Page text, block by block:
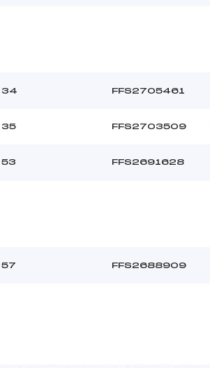
34 FFS2705461
35 FFS2703509
53 FFS2691628
57 FFS2688909